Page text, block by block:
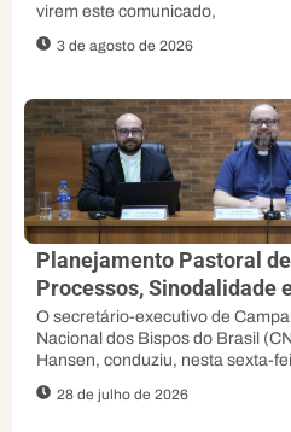
virem este comunicado,
3 de agosto de 2026
Planejamento Pastoral
Processos, Sinodalidade
orienta padre Jean Poul
O secretário-executivo de
Nacional dos Bispos do Brasil
Hansen, conduziu, nesta sexta-
28 de julho de 2026